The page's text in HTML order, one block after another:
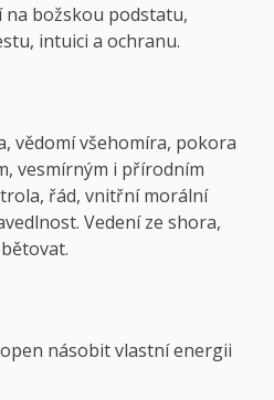
božskou podstatu,
intuici a ochranu.
vědomí všehomíra, pokora
vesmírným i přírodním
řád, vnitřní morální
Vedení ze shora,
násobit vlastní energii